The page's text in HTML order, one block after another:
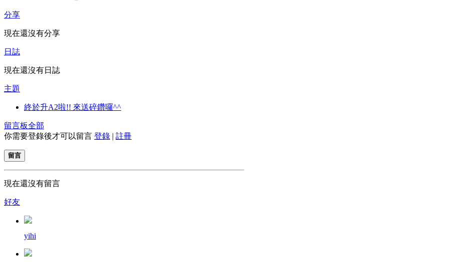
分享
現在還沒有分享
日誌
現在還沒有日誌
主題
終於升A2啦!! 來送碎鑽囉^^
留言板全部
你需要登錄後才可以留言 登錄 | 註冊
留言
現在還沒有留言
好友
yihi